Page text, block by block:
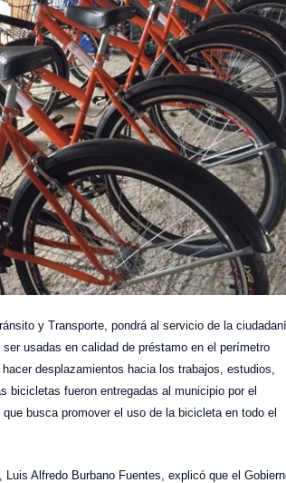
y Transporte, pondrá al servicio de la
usadas en calidad de préstamo en el perímetro
desplazamientos hacia los trabajos, estudios,
bicicletas fueron entregadas al municipio por el
busca promover el uso de la bicicleta en todo el
Alfredo Burbano Fuentes, explicó que el